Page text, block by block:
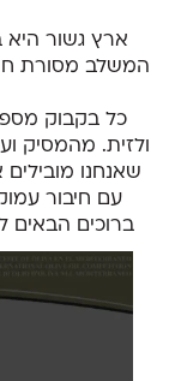
ארץ גשור היא
המשלב מסורת
כל בקבוק
ולזית. מהמסיק
שאנחנו
עם חיבור
ברוכים הבאים